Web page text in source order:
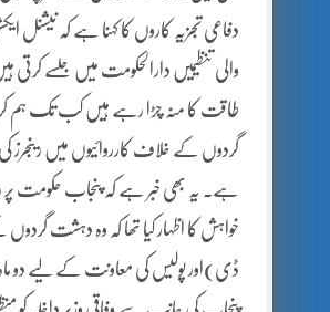
دفاعی تجزیہ کاروں کا کہنا ہے کہ
والی تنظیمیں دارالحکومت میں جلسے
طاقت کا منہ چڑا رہے ہیں کب تک ہم
گردوں کے خلاف کارروائیوں میں
ہے۔ یہ بھی خبر ہے کہ پنجاب حکومت
خواہش کا اظہار کیا تھا کہ وہ دہشت
ڈی)اور پولیس کی معاونت کے لیے دو ماہ